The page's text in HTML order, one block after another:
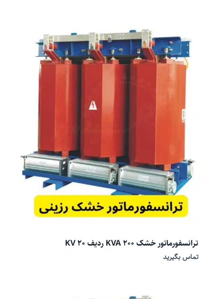
ترانسفورماتور خشک 200 KVA ردیف 20 KV
تماس بگیرید